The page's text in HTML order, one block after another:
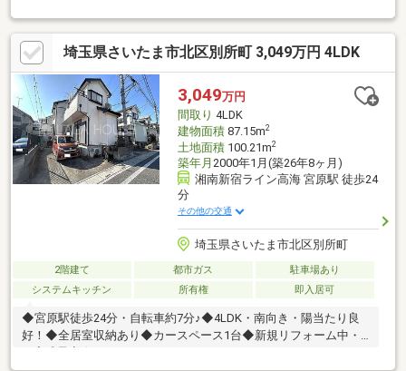
埼玉県さいたま市北区別所町 3,049万円 4LDK
3,049万円
間取り 4LDK
建物面積87.15m2
土地面積100.21m2
築年月 2000年1月(築26年8ヶ月)
湘南新宿ライン高海 宮原駅 徒歩24
分
その他の交通
埼玉県さいたま市北区別所町
2階建て 都市ガス
駐車場あり
システムキッチン
所有権 即入居可
◆宮原駅徒歩24分・自転車約7分♪◆4LDK・南向き・陽当たり良
好！◆全居室収納あり◆カースペース1台◆新規リフォーム中・8